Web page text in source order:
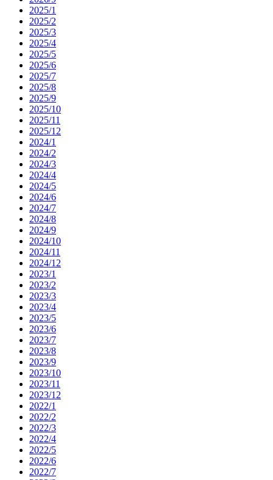
2025/1
2025/2
2025/3
2025/4
2025/5
2025/6
2025/7
2025/8
2025/9
2025/10
2025/11
2025/12
2024/1
2024/2
2024/3
2024/4
2024/5
2024/6
2024/7
2024/8
2024/9
2024/10
2024/11
2024/12
2023/1
2023/2
2023/3
2023/4
2023/5
2023/6
2023/7
2023/8
2023/9
2023/10
2023/11
2023/12
2022/1
2022/2
2022/3
2022/4
2022/5
2022/6
2022/7